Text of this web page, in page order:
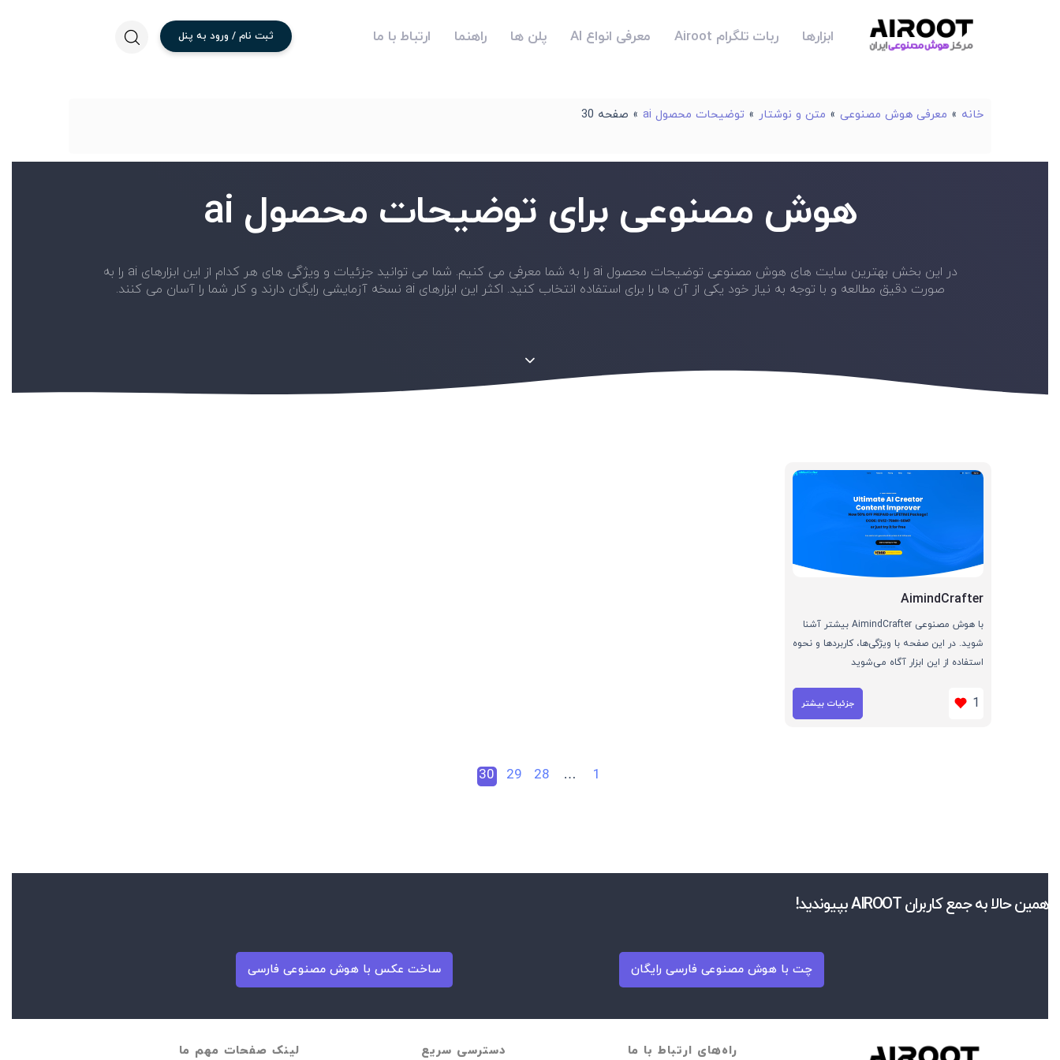
ابزارها ربات تلگرام Airoot معرفی انواع AI پلن ها راهنما ارتباط با ما ثبت نام / ورود به پنل
خانه » معرفی هوش مصنوعی » متن و نوشتار » توضیحات محصول ai » صفحه 30
هوش مصنوعی برای توضیحات محصول ai
در این بخش بهترین سایت های هوش مصنوعی توضیحات محصول ai را به شما معرفی می کنیم. شما می توانید جزئیات و ویژگی های هر کدام از این ابزارهای ai را به
صورت دقیق مطالعه و با توجه به نیاز خود یکی از آن ها را برای استفاده انتخاب کنید. اکثر این ابزارهای ai نسخه آزمایشی رایگان دارند و کار شما را آسان می کنند.
AimindCrafter
با هوش مصنوعی AimindCrafter بیشتر آشنا
شوید. در این صفحه با ویژگی‌ها، کاربردها و نحوه
استفاده از این ابزار آگاه می‌شوید
1 جزئیات بیشتر
1
…
28
29
30
همین حالا به جمع کاربران AIROOT بپیوندید!
چت با هوش مصنوعی فارسی رایگان ساخت عکس با هوش مصنوعی فارسی
لینک صفحات مهم ما دسترسی سریع راه‌های ارتباط با ما